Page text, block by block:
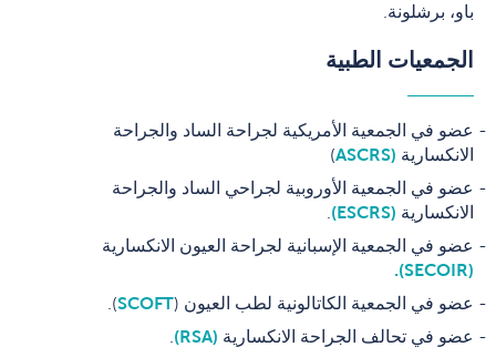
باو، برشلونة.
الجمعيات الطبية
عضو في الجمعية الأمريكية لجراحة الساد والجراحة
الانكسارية (ASCRS
)
عضو في الجمعية الأوروبية لجراحي الساد والجراحة
الانكسارية (ESCRS)
عضو في الجمعية الإسبانية لجراحة العيون الانكسارية
(SECOIR).
عضو في الجمعية الكاتالونية لطب العيون (SCOFT
).
عضو في تحالف الجراحة الانكسارية (RSA)